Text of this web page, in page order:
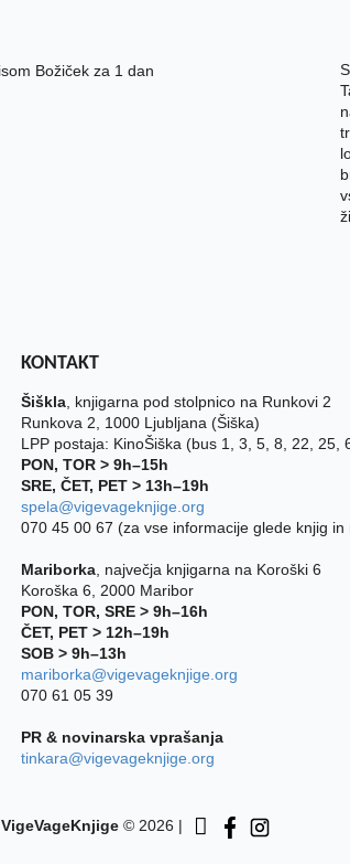
KONTAKT
Šiškla , knjigarna pod stolpnico na Runkovi 2
Runkova 2, 1000 Ljubljana (Šiška)
LPP postaja: KinoŠiška (bus 1, 3, 5, 8, 22, 25,
PON, TOR > 9h–15h
SRE, ČET, PET > 13h–19h
spela@vigevageknjige.org
070 45 00 67 (za vse informacije glede knjig in
Mariborka , največja knjigarna na Koroški 6
Koroška 6, 2000 Maribor
PON, TOR, SRE > 9h–16h
ČET, PET > 12h–19h
SOB > 9h–13h
mariborka@vigevageknjige.org
070 61 05 39
PR & novinarska vprašanja
tinkara@vigevageknjige.org
VigeVageKnjige © 2026 |